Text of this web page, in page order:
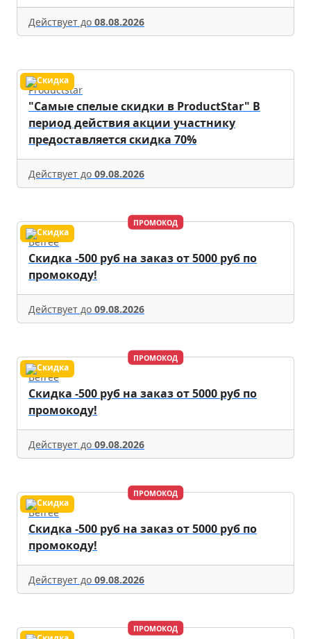
Действует до 08.08.2026
Productstar
"Самые спелые скидки в ProductStar" В
период действия акции участнику
предоставляется скидка 70%
Действует до 09.08.2026
ПРОМОКОД
Befree
Скидка -500 руб на заказ от 5000 руб по
промокоду!
Действует до 09.08.2026
ПРОМОКОД
Befree
Скидка -500 руб на заказ от 5000 руб по
промокоду!
Действует до 09.08.2026
ПРОМОКОД
Befree
Скидка -500 руб на заказ от 5000 руб по
промокоду!
Действует до 09.08.2026
ПРОМОКОД